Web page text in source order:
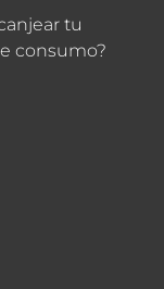
tu
consumo?